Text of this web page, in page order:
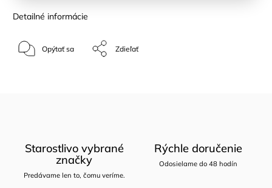
Detailné informácie
Opýtať sa Zdieľať
Starostlivo vybrané
značky
Predávame len to, čomu veríme.
Rýchle doručenie
Odosielame do 48 hodín